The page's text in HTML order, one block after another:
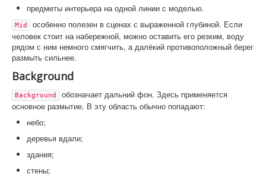
предметы интерьера на одной линии с моделью.
Mid
особенно полезен в сценах с выраженной глубиной. Если
человек стоит на набережной, можно оставить его резким, воду
рядом с ним немного смягчить, а далёкий противоположный берег
размыть сильнее.
Background
Background
обозначает дальний фон. Здесь применяется
основное размытие. В эту область обычно попадают:
небо;
деревья вдали;
здания;
стены;